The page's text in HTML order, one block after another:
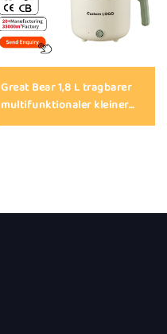
Great Bear 1,8 L tragbarer
multifunktionaler kleiner
Kochtopf, Fondue-Topf,